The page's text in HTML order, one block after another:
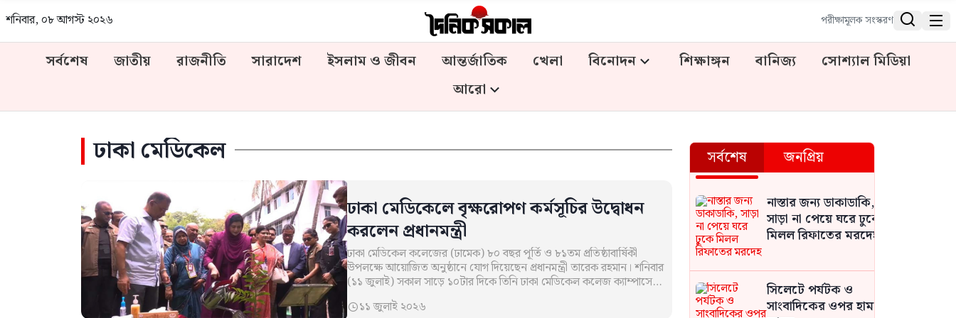
শনিবার, ০৮ আগস্ট ২০২৬ পরীক্ষামূলক সংস্করণ  
সর্বশেষ জাতীয় রাজনীতি সারাদেশ ইসলাম ও জীবন আন্তর্জাতিক খেলা বিনোদন শিক্ষাঙ্গন বানিজ্য
সোশ্যাল মিডিয়া
আরো
ঢাকা মেডিকেল
ঢাকা মেডিকেলে বৃক্ষরোপণ কর্মসূচির উদ্বোধন
করলেন প্রধানমন্ত্রী
ঢাকা মেডিকেল কলেজের (ঢামেক) ৮০ বছর পূর্তি ও ৮১তম প্রতিষ্ঠাবার্ষিকী
উপলক্ষে আয়োজিত অনুষ্ঠানে যোগ দিয়েছেন প্রধানমন্ত্রী তারেক রহমান। শনিবার
(১১ জুলাই) সকাল সাড়ে ১০টার দিকে তিনি ঢাকা মেডিকেল কলেজ ক্যাম্পাসে…
১১ জুলাই ২০২৬
সর্বশেষ জনপ্রিয়
নাস্তার জন্য ডাকাডাকি,
সাড়া না পেয়ে ঘরে ঢুকে
মিলল রিফাতের মরদেহ
সিলেটে পর্যটক ও
সাংবাদিকের ওপর হামলা,